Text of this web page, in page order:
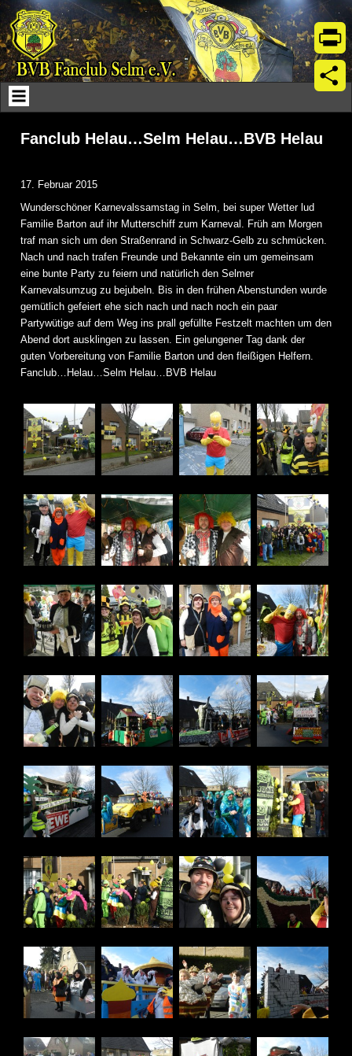
Skip
to
content
Fanclub Helau…Selm Helau…BVB Helau
17. Februar 2015
Wunderschöner Karnevalssamstag in Selm, bei super Wetter lud
Familie Barton auf ihr Mutterschiff zum Karneval. Früh am Morgen
traf man sich um den Straßenrand in Schwarz-Gelb zu schmücken.
Nach und nach trafen Freunde und Bekannte ein um gemeinsam
eine bunte Party zu feiern und natürlich den Selmer
Karnevalsumzug zu bejubeln. Bis in den frühen Abenstunden wurde
gemütlich gefeiert ehe sich nach und nach noch ein paar
Partywütige auf dem Weg ins prall gefüllte Festzelt machten um den
Abend dort ausklingen zu lassen. Ein gelungener Tag dank der
guten Vorbereitung von Familie Barton und den fleißigen Helfern.
Fanclub…Helau…Selm Helau…BVB Helau
Print